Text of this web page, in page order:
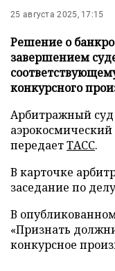
25 августа 2025, 17:15
Решение о
завершением
конкурсного
Арбитражный
аэрокосмический
передаетТАСС.
В карточке
заседание по
В
«Признать
конкурсное